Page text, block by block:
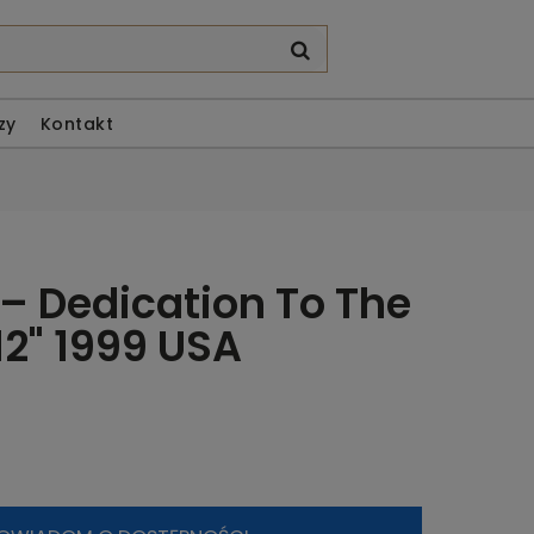
Kontakt
Dedication To The
1999 USA